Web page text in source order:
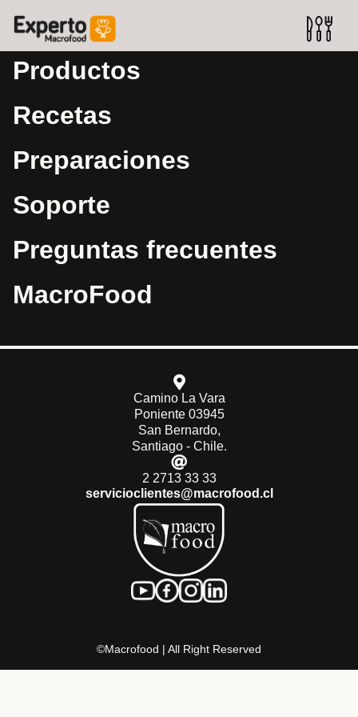
Productos
Recetas
Preparaciones
Soporte
Preguntas frecuentes
MacroFood
Camino La Vara
Poniente 03945
San Bernardo,
Santiago - Chile.
2 2713 33 33
servicioclientes@macrofood.cl
©Macrofood | All Right Reserved